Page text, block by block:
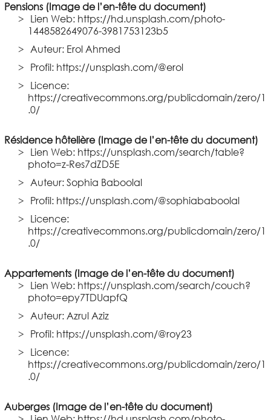
Pensions (Image de l’en-tête du document)
Lien Web: https://hd.unsplash.com/photo-
1448582649076-3981753123b5
Auteur: Erol Ahmed
Profil: https://unsplash.com/@erol
Licence:
https://creativecommons.org/publicdomain/zero/1
.0/
Résidence hôtelière (Image de l’en-tête du document)
Lien Web: https://unsplash.com/search/table?
photo=z-Res7dZD5E
Auteur: Sophia Baboolal
Profil: https://unsplash.com/@sophiababoolal
Licence:
https://creativecommons.org/publicdomain/zero/1
.0/
Appartements (Image de l’en-tête du document)
Lien Web: https://unsplash.com/search/couch?
photo=epy7TDUapfQ
Auteur: Azrul Aziz
Profil: https://unsplash.com/@roy23
Licence:
https://creativecommons.org/publicdomain/zero/1
.0/
Auberges (Image de l’en-tête du document)